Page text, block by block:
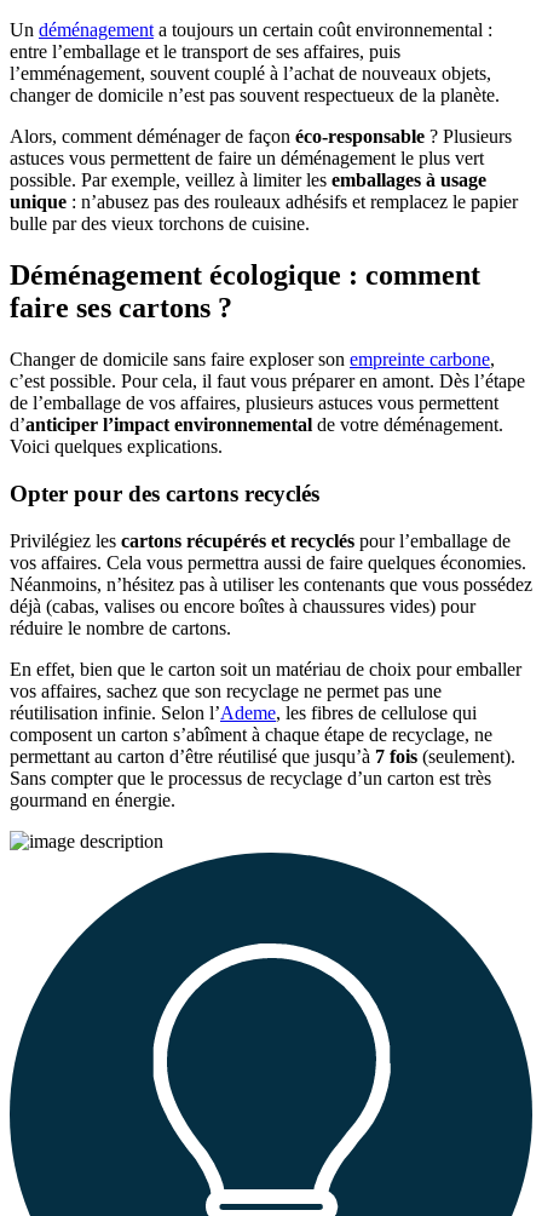
Un déménagement a toujours un certain coût environnemental :
entre l’emballage et le transport de ses affaires, puis
l’emménagement, souvent couplé à l’achat de nouveaux objets,
changer de domicile n’est pas souvent respectueux de la planète.
Alors, comment déménager de façon éco-responsable ? Plusieurs
astuces vous permettent de faire un déménagement le plus vert
possible. Par exemple, veillez à limiter les emballages à usage
unique : n’abusez pas des rouleaux adhésifs et remplacez le papier
bulle par des vieux torchons de cuisine.
Déménagement écologique : comment
faire ses cartons ?
Changer de domicile sans faire exploser son empreinte carbone,
c’est possible. Pour cela, il faut vous préparer en amont. Dès l’étape
de l’emballage de vos affaires, plusieurs astuces vous permettent
d’anticiper l’impact environnemental de votre déménagement.
Voici quelques explications.
Opter pour des cartons recyclés
Privilégiez les cartons récupérés et recyclés pour l’emballage de
vos affaires. Cela vous permettra aussi de faire quelques économies.
Néanmoins, n’hésitez pas à utiliser les contenants que vous possédez
déjà (cabas, valises ou encore boîtes à chaussures vides) pour
réduire le nombre de cartons.
En effet, bien que le carton soit un matériau de choix pour emballer
vos affaires, sachez que son recyclage ne permet pas une
réutilisation infinie. Selon l’Ademe, les fibres de cellulose qui
composent un carton s’abîment à chaque étape de recyclage, ne
permettant au carton d’être réutilisé que jusqu’à 7 fois (seulement).
Sans compter que le processus de recyclage d’un carton est très
gourmand en énergie.